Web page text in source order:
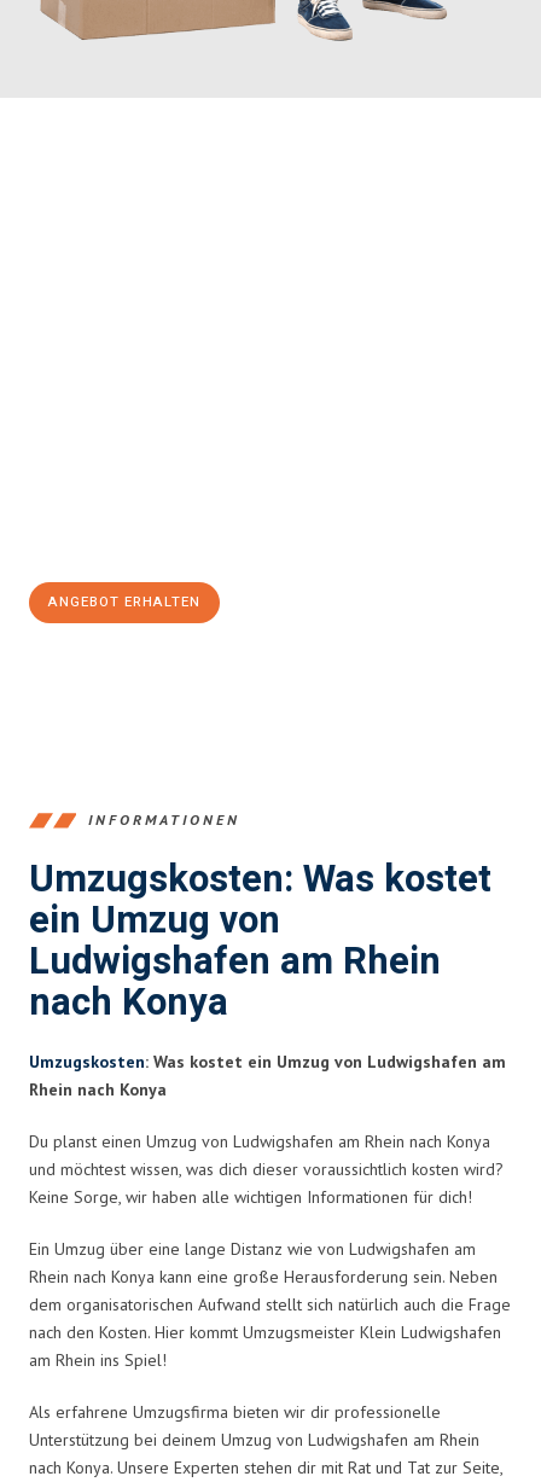
ANGEBOT ERHALTEN
INFORMATIONEN
Umzugskosten: Was kostet
ein Umzug von
Ludwigshafen am Rhein
nach Konya
Umzugskosten: Was kostet ein Umzug von Ludwigshafen am
Rhein nach Konya
Du planst einen Umzug von Ludwigshafen am Rhein nach Konya
und möchtest wissen, was dich dieser voraussichtlich kosten wird?
Keine Sorge, wir haben alle wichtigen Informationen für dich!
Ein Umzug über eine lange Distanz wie von Ludwigshafen am
Rhein nach Konya kann eine große Herausforderung sein. Neben
dem organisatorischen Aufwand stellt sich natürlich auch die Frage
nach den Kosten. Hier kommt Umzugsmeister Klein Ludwigshafen
am Rhein ins Spiel!
Als erfahrene Umzugsfirma bieten wir dir professionelle
Unterstützung bei deinem Umzug von Ludwigshafen am Rhein
nach Konya. Unsere Experten stehen dir mit Rat und Tat zur Seite,